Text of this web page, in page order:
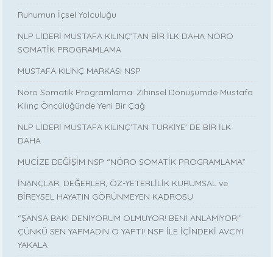
Ruhumun İçsel Yolculuğu
NLP LİDERİ MUSTAFA KILINÇ’TAN BİR İLK DAHA NÖRO
SOMATİK PROGRAMLAMA
MUSTAFA KILINÇ MARKASI NSP
Nöro Somatik Programlama: Zihinsel Dönüşümde Mustafa
Kılınç Öncülüğünde Yeni Bir Çağ
NLP LİDERİ MUSTAFA KILINÇ'TAN TÜRKİYE' DE BİR İLK
DAHA
MUCİZE DEĞİŞİM NSP “NÖRO SOMATİK PROGRAMLAMA”
İNANÇLAR, DEĞERLER, ÖZ-YETERLİLİK KURUMSAL ve
BİREYSEL HAYATIN GÖRÜNMEYEN KADROSU
“ŞANSA BAK! DENİYORUM OLMUYOR! BENİ ANLAMIYOR!”
ÇÜNKÜ SEN YAPMADIN O YAPTI! NSP İLE İÇİNDEKİ AVCIYI
YAKALA